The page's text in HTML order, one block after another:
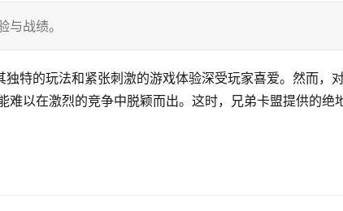
战绩。
特的玩法和紧张刺激的游戏体验深受玩家喜爱。然而，
以在激烈的竞争中脱颖而出。这时，兄弟卡盟提供的绝